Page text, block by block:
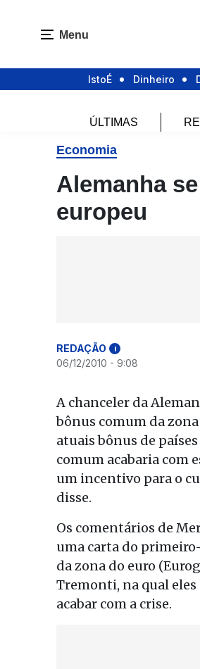
Menu
IstoÉ Dinheiro
ÚLTIMAS
Economia
Alemanha
europeu
REDAÇÃO i
06/12/2010 - 9:08
A chanceler da
bônus comum da
atuais bônus de
comum acabaria com
um incentivo para o
disse.
Os comentários de
uma carta do
da zona do euro
Tremonti, na qual
acabar com a crise.